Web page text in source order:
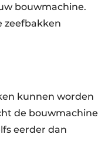
bouwmachine.
zeefbakken
kunnen worden
de bouwmachine
eerder dan